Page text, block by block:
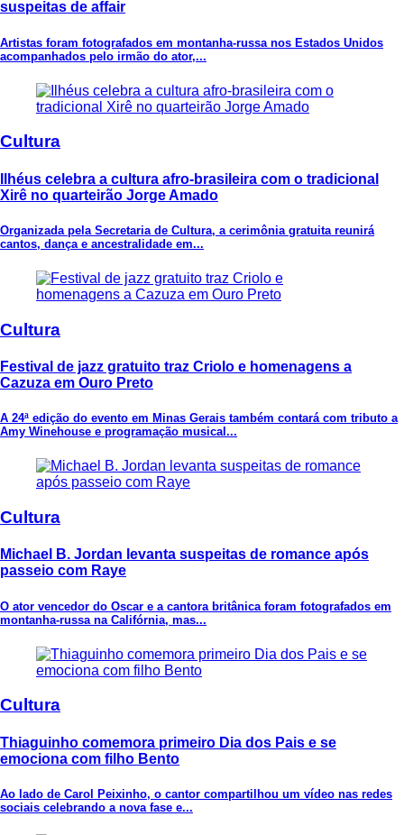
suspeitas de affair
Artistas foram fotografados em montanha-russa nos Estados Unidos
acompanhados pelo irmão do ator,...
Cultura
Ilhéus celebra a cultura afro-brasileira com o tradicional
Xirê no quarteirão Jorge Amado
Organizada pela Secretaria de Cultura, a cerimônia gratuita reunirá
cantos, dança e ancestralidade em...
Cultura
Festival de jazz gratuito traz Criolo e homenagens a
Cazuza em Ouro Preto
A 24ª edição do evento em Minas Gerais também contará com tributo a
Amy Winehouse e programação musical...
Cultura
Michael B. Jordan levanta suspeitas de romance após
passeio com Raye
O ator vencedor do Oscar e a cantora britânica foram fotografados em
montanha-russa na Califórnia, mas...
Cultura
Thiaguinho comemora primeiro Dia dos Pais e se
emociona com filho Bento
Ao lado de Carol Peixinho, o cantor compartilhou um vídeo nas redes
sociais celebrando a nova fase e...